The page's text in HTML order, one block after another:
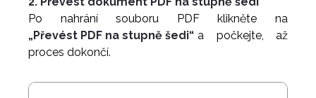
Po nahrání souboru PDF klikněte na
„Převést PDF na stupně šedi“ a počkejte, až
proces dokončí.